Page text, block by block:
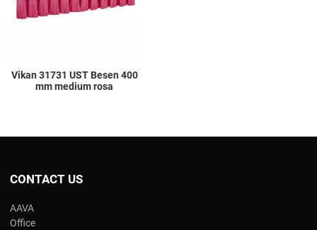
Vikan 31731 UST Besen 400
mm medium rosa
CONTACT US
AAVA
Office